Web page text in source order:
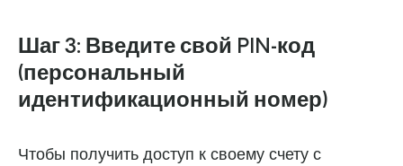
Шаг 3: Введите свой PIN-код
(персональный
идентификационный номер)
Чтобы получить доступ к своему счету с